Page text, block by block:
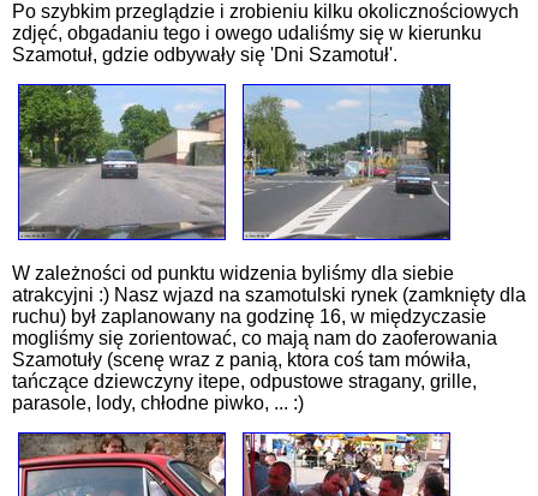
Po szybkim przeglądzie i zrobieniu kilku okolicznościowych
zdjęć, obgadaniu tego i owego udaliśmy się w kierunku
Szamotuł, gdzie odbywały się 'Dni Szamotuł'.
W zależności od punktu widzenia byliśmy dla siebie
atrakcyjni :) Nasz wjazd na szamotulski rynek (zamknięty dla
ruchu) był zaplanowany na godzinę 16, w międzyczasie
mogliśmy się zorientować, co mają nam do zaoferowania
Szamotuły (scenę wraz z panią, ktora coś tam mówiła,
tańczące dziewczyny itepe, odpustowe stragany, grille,
parasole, lody, chłodne piwko, ... :)